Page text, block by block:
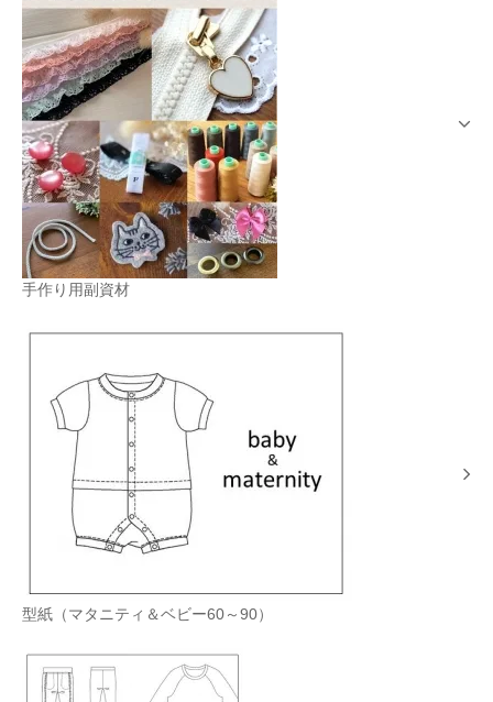
手作り用副資材
型紙（マタニティ＆ベビー60～90）